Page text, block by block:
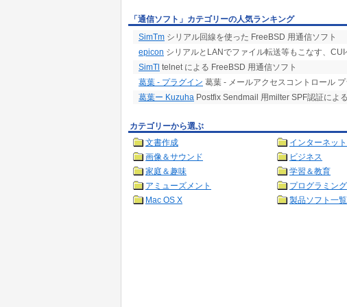
「通信ソフト」カテゴリーの人気ランキング
SimTm シリアル回線を使った FreeBSD 用通信ソフト
epicon シリアルとLANでファイル転送等もこなす、
SimTl telnet による FreeBSD 用通信ソフト
葛葉 - プラグイン 葛葉 - メールアクセスコントロール
葛葉ー Kuzuha Postfix Sendmail 用milter SPF認証によ
カテゴリーから選ぶ
文書作成
インターネッ
画像＆サウンド
ビジネス
家庭＆趣味
学習＆教育
アミューズメント
プログラミング
Mac OS X
製品ソフト一覧